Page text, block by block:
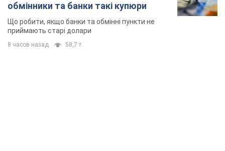
обмінники та банки такі купюри
Що робити, якщо банки та обмінні пункти не
приймають старі долари
8 часов назад 58,7 т.